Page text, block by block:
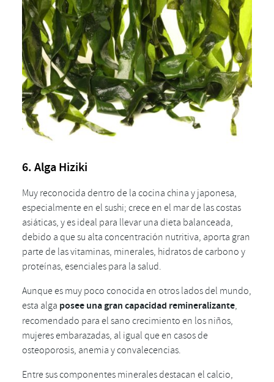
6. Alga Hiziki
Muy reconocida dentro de la cocina china y japonesa,
especialmente en el sushi; crece en el mar de las costas
asiáticas, y es ideal para llevar una dieta balanceada,
debido a que su alta concentración nutritiva, aporta gran
parte de las vitaminas, minerales, hidratos de carbono y
proteínas, esenciales para la salud.
Aunque es muy poco conocida en otros lados del mundo,
esta alga posee una gran capacidad remineralizante,
recomendado para el sano crecimiento en los niños,
mujeres embarazadas, al igual que en casos de
osteoporosis, anemia y convalecencias.
Entre sus componentes minerales destacan el calcio,